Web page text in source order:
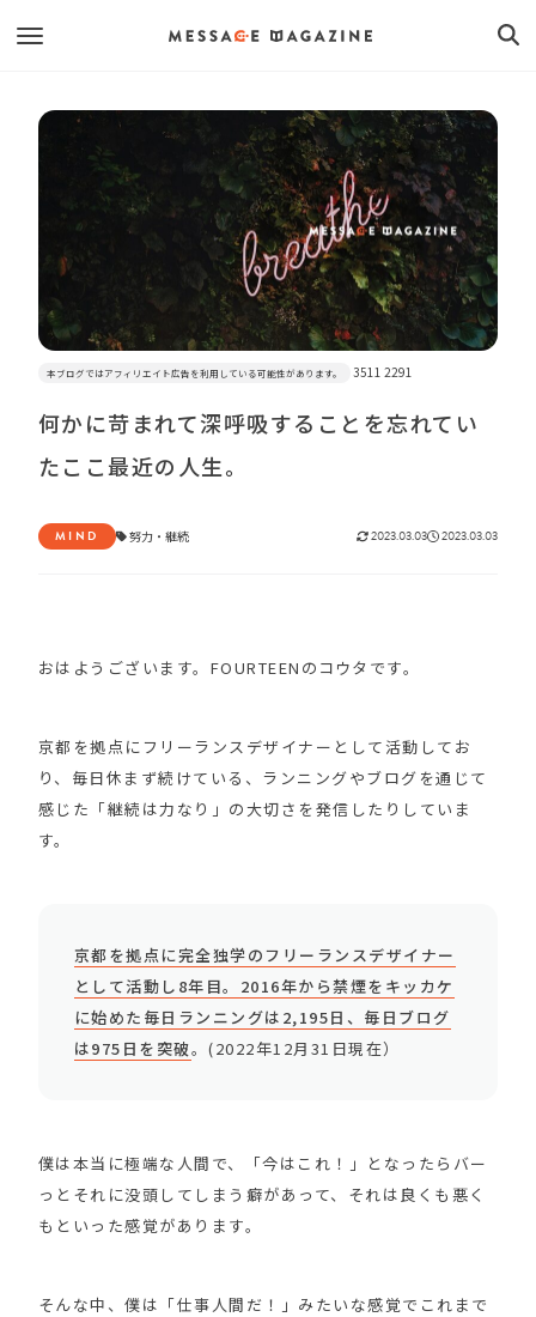
本ブログではアフィリエイト広告を利用している可能性があります。 3511 2291
何かに苛まれて深呼吸することを忘れてい
たここ最近の人生。
MIND 努力・ 継続 2023.03.03 2023.03.03
おはようございます。FOURTEENのコウタです。
京都を拠点にフリーランスデザイナーとして活動してお
り、毎日休まず続けている、ランニングやブログを通じて
感じた「継続は力なり」の大切さを発信したりしていま
す。
京都を拠点に完全独学のフリーランスデザイナー
として活動し8年目。2016年から禁煙をキッカケ
に始めた毎日ランニングは2,195日、毎日ブログ
は975日を突破。(2022年12月31日現在）
僕は本当に極端な人間で、「今はこれ！」となったらバー
っとそれに没頭してしまう癖があって、それは良くも悪く
もといった感覚があります。
そんな中、僕は「仕事人間だ！」みたいな感覚でこれまで